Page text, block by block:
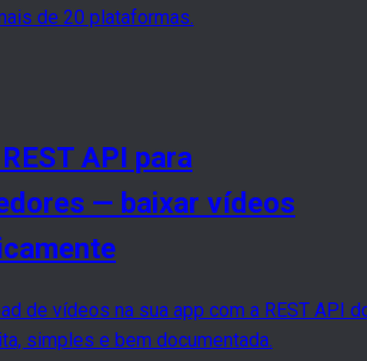
de 20 plataformas.
API para
— baixar vídeos
de vídeos na sua app com a REST API
simples e bem documentada.